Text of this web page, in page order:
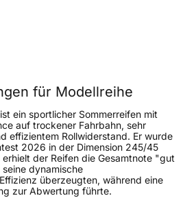
300 km/h
für Modellreihe
ein sportlicher Sommerreifen mit
auf trockener Fahrbahn, sehr
effizientem Rollwiderstand. Er wurde
2026 in der Dimension 245/45
der Reifen die Gesamtnote "gut
dynamische
überzeugten, während eine
zur Abwertung führte.